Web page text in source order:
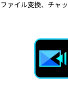
ァイル変換、チャ